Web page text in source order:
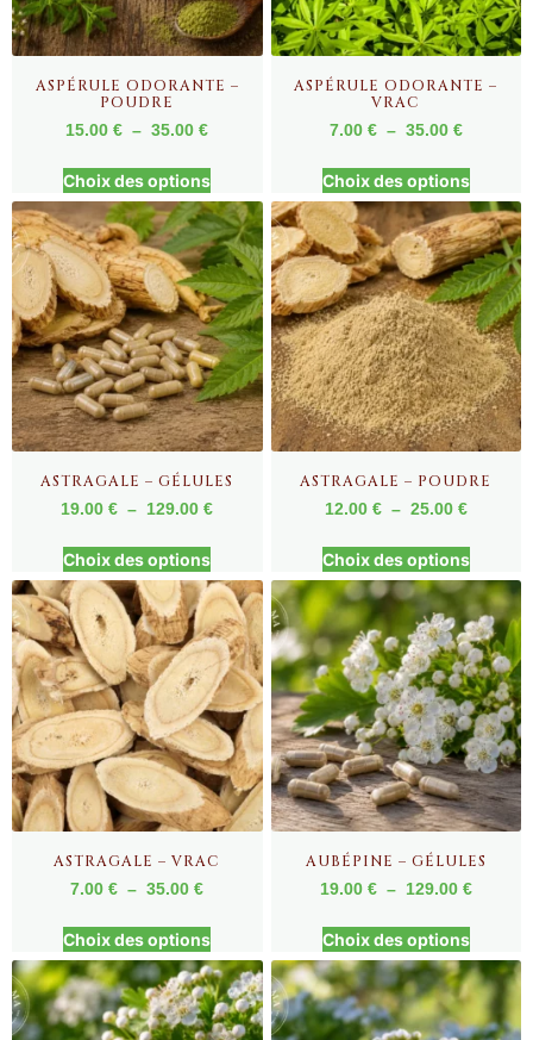
ASPÉRULE ODORANTE –
POUDRE
15.00€ – 35.00€
Choix des options
ASPÉRULE ODORANTE –
VRAC
7.00 € – 35.00 €
Choix des options
ASTRAGALE – GÉLULES
19.00€ – 129.00€
Choix des options
ASTRAGALE – POUDRE
12.00 € – 25.00 €
Choix des options
ASTRAGALE – VRAC
7.00€ – 35.00€
Choix des options
AUBÉPINE – GÉLULES
19.00 € – 129.00 €
Choix des options